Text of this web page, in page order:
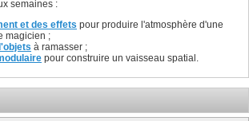
semaines :
et des effets pour produire l'atmosphère d'une
magicien ;
à ramasser ;
pour construire un vaisseau spatial.